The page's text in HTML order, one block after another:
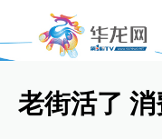
老街活了 消